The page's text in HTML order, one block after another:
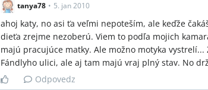
Q:Ako ovplyvňuje trvalý pobyt šancu na prijatie do
A:Diskusia uvádza, že bez trvalého pobytu v Senci
niektoré matky uviedli, že pri absencii trvalého
vyradené“.
Q:
Koľko stoja súkromné jasle alebo detské centrá
tanya78 • 5. jan 2010
ahoj katy, no asi ťa veľmi nepoteším, ale keďže
dieťa zrejme nezoberú. Viem to podľa mojich
majú pracujúce matky. Ale možno motyka
Fándlyho ulici, ale aj tam majú vraj plný stav. No
Odpovedz